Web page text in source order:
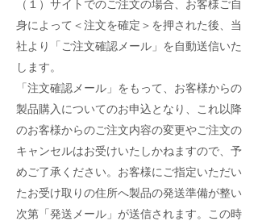
（１）サイトでのご注文の場合、お客様ご自
身によって＜注文を確定＞を押された後、当
社より「ご注文確認メール」を自動送信いた
します。
「注文確認メール」をもって、お客様からの
製品購入についてのお申込となり、これ以降
のお客様からのご注文内容の変更やご注文の
キャンセルはお受けいたしかねますので、予
めご了承ください。お客様にご指定いただい
たお受け取りの住所へ製品の発送準備が整い
次第「発送メール」が送信されます。この時